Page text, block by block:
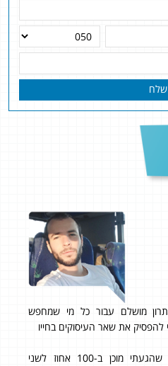
שלח
מושלם עבור כל מי שמחפש
את שאר העיסוקים בחייו
ברמה הפרקטית- אני מרגיש שהגעתי מוכן ב-100 אחוז לשני